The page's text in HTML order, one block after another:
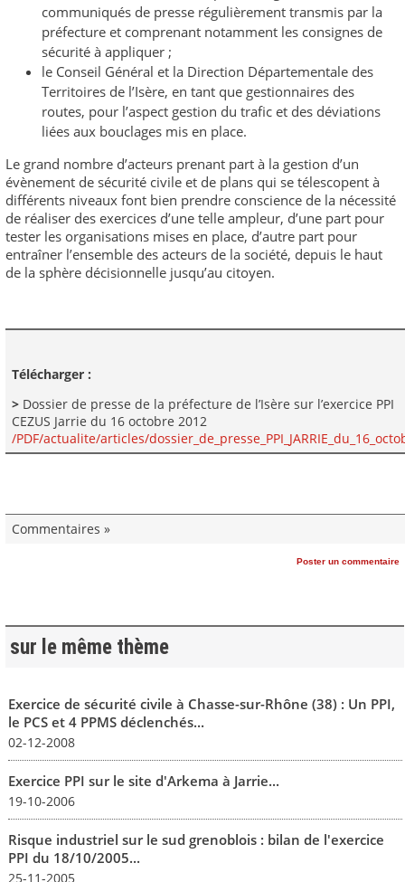
communiqués de presse régulièrement transmis par la
préfecture et comprenant notamment les consignes de
sécurité à appliquer ;
le Conseil Général et la Direction Départementale des
Territoires de l’Isère, en tant que gestionnaires des
routes, pour l’aspect gestion du trafic et des déviations
liées aux bouclages mis en place.
Le grand nombre d’acteurs prenant part à la gestion d’un
évènement de sécurité civile et de plans qui se télescopent à
différents niveaux font bien prendre conscience de la nécessité
de réaliser des exercices d’une telle ampleur, d’une part pour
tester les organisations mises en place, d’autre part pour
entraîner l’ensemble des acteurs de la société, depuis le haut
de la sphère décisionnelle jusqu’au citoyen.
Télécharger :
>Dossier de presse de la préfecture de l’Isère sur l’exercice PPI
CEZUS Jarrie du 16 octobre 2012
/PDF/actualite/articles/
Commentaires »
Poster un commentaire
sur le même thème
Exercice de sécurité civile à Chasse-sur-Rhône (38) : Un PPI,
le PCS et 4 PPMS déclenchés...
02-12-2008
Exercice PPI sur le site d'Arkema à Jarrie...
19-10-2006
Risque industriel sur le sud grenoblois : bilan de l'exercice
PPI du 18/10/2005...
25-11-2005